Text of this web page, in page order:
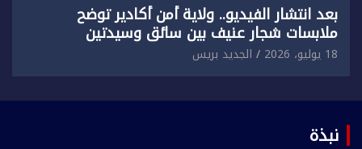
بعد انتشار الفيديو.. ولاية أمن أكادير توضح
ملابسات شجار عنيف بين سائق وسيدتين
18 يوليو، 2026 الجديد بريس
نبذة